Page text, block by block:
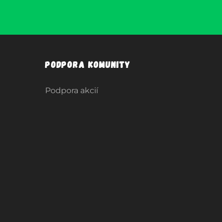
Podpora komunity
Podpora akcií